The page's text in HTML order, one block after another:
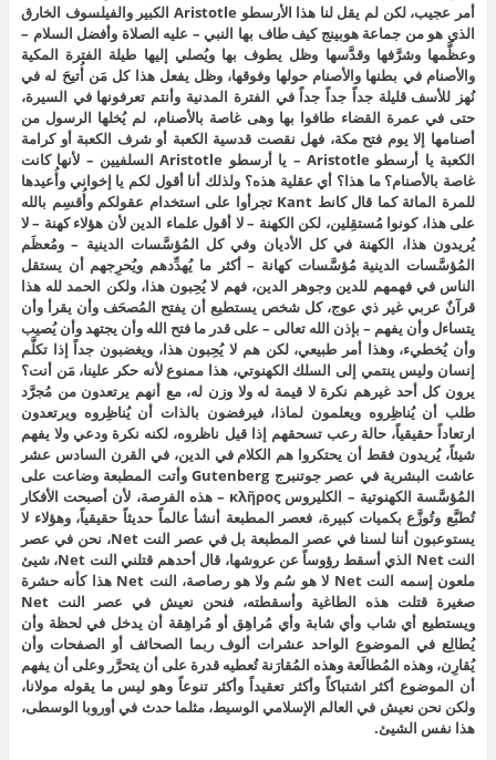
أمر عجيب، لكن لم يقل لنا هذا الأرسطو Aristotle الكبير والفيلسوف الخارق
الذي هو من جماعة هوبينج كيف طاف بها النبي – عليه الصلاة وأفضل السلام –
وعظَّمها وشرَّفها وقدَّسها وظل يطوف بها ويُصلي إليها طيلة الفترة المكية
والأصنام في بطنها والأصنام حولها وفوقها، وظل يفعل هذا كل مَن أُتيحَ له في
نُهز للأسف قليلة جداً جداً جداً في الفترة المدنية وأنتم تعرفونها في السيرة،
حتى في عمرة القضاء طافوا بها وهى غاصة بالأصنام، لم يُخلها الرسول من
أصنامها إلا يوم فتح مكة، فهل نقصت قدسية الكعبة أو شرف الكعبة أو كرامة
الكعبة يا أرسطو Aristotle – يا أرسطو Aristotle السلفيين – لأنها كانت
غاصة بالأصنام؟ ما هذا؟ أي عقلية هذه؟ ولذلك أنا أقول لكم يا إخواني وأُعيدها
للمرة المائة كما قال كانط Kant تجرأوا على استخدام عقولكم وأُقسِم بالله
على هذا، كونوا مُستقِلين، لكن الكهنة – لا أقول علماء الدين لأن هؤلاء كهنة – لا
يُريدون هذا، الكهنة في كل الأديان وفي كل المُؤسَّسات الدينية – ومُعظَم
المُؤسَّسات الدينية مُؤسَّسات كهانة – أكثر ما يُهدِّدهم ويُحرِجهم أن يستقل
الناس في فهمهم للدين وجوهر الدين، فهم لا يُحِبون هذا، ولكن الحمد لله هذا
قرآنٌ عربي غير ذي عوج، كل شخص يستطيع أن يفتح المُصحَف وأن يقرأ وأن
يتساءل وأن يفهم – بإذن الله تعالى – على قدر ما فتح الله وأن يجتهد وأن يُصيب
وأن يُخطيء، وهذا أمر طبيعي، لكن هم لا يُحِبون هذا، ويغضبون جداً إذا تكلَّم
إنسان وليس ينتمي إلى السلك الكهنوتي، هذا ممنوع لأنه حكر علينا، مَن أنت؟
يرون كل أحد غيرهم نكرة لا قيمة له ولا وزن له، مع أنهم يرتعدون من مُجرَّد
طلب أن يُناظِروه ويعلمون لماذا، فيرفضون بالذات أن يُناظِروه ويرتعدون
ارتعاداً حقيقياً، حالة رعب تسحقهم إذا قيل ناظروه، لكنه نكرة ودعي ولا يفهم
شيئاً، يُريدون فقط أن يحتكروا هم الكلام في الدين، في القرن السادس عشر
عاشت البشرية في عصر جوتنبرج Gutenberg وأتت المطبعة وضاعت على
المُؤسَّسة الكهنوتية – الكليروس κλῆρος – هذه الفرصة، لأن أصبحت الأفكار
تُطبَّع وتُوزَّع بكميات كبيرة، فعصر المطبعة أنشأ عالماً حديثاً حقيقياً، وهؤلاء لا
يستوعبون أننا لسنا في عصر المطبعة بل في عصر النت Net، نحن في عصر
النت Net الذي أسقط رؤوساً عن عروشها، قال أحدهم قتلني النت Net، شيئ
ملعون إسمه النت Net لا هو سُم ولا هو رصاصة، النت Net هذا كأنه حشرة
صغيرة قتلت هذه الطاغية وأسقطته، فنحن نعيش في عصر النت Net
ويستطيع أي شاب وأي شابة وأي مُراهِق أو مُراهِقة أن يدخل في لحظة وأن
يُطالِع في الموضوع الواحد عشرات ألوف ربما الصحائف أو الصفحات وأن
يُقارِن، وهذه المُطالَعة وهذه المُقارَنة تُعطيه قدرة على أن يتحرَّر وعلى أن يفهم
أن الموضوع أكثر اشتباكاً وأكثر تعقيداً وأكثر تنوعاً وهو ليس ما يقوله مولانا،
ولكن نحن نعيش في العالم الإسلامي الوسيط، مثلما حدث في أوروبا الوسطى،
هذا نفس الشيئ.